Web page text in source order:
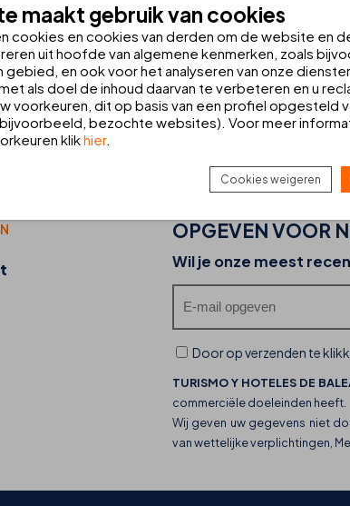
EEN AUTO
uw auto bij Europcar
Ontdek de foodtrucks van THB hotels en
OPGEVEN VOOR
Wil je onze meest
Door op verzenden te
TURISMO Y HOTELES DE
commerciële doeleinden heeft.
Wij geven uw gegevens niet
van wettelijke verplichtingen,
maakt gebruik van cookies
cookies en cookies van derden om de website en
uit hoofde van algemene kenmerken, zoals
en ook voor het analyseren van onze
als doel de inhoud daarvan te verbeteren en u
voorkeuren, dit op basis van een profiel opgesteld
bezochte websites). Voor meer
klikhier.
Cookies weigeren